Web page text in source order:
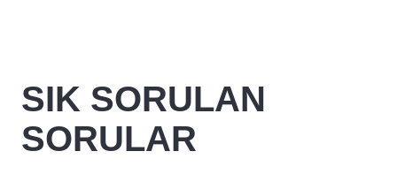
SIK SORULAN
SORULAR